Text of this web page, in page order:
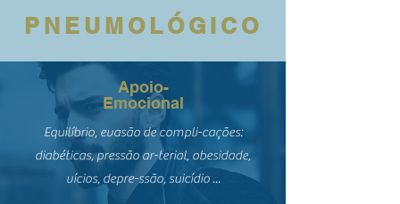
PNEUMOLÓGICO
Apoio-
Emocional
Equilíbrio, evasão de compli-cações:
diabéticas, pressão ar-terial, obesidade,
vícios, depre-ssão, suicídio ...